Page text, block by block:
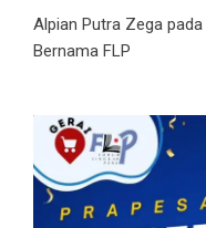
Alpian Putra Zega pada
Bernama FLP